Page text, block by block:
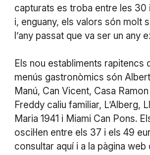
capturats es troba entre les 30
i, enguany, els valors són molt
l’any passat que va ser un any
Els nou establiments rapitencs
menús gastronòmics són Albert
Manú, Can Vicent, Casa
Freddy caliu familiar, L’Alberg,
Maria 1941 i Miami Can Pons.
oscil·len entre els 37 i els 49
consultar aquí i a la pàgina web